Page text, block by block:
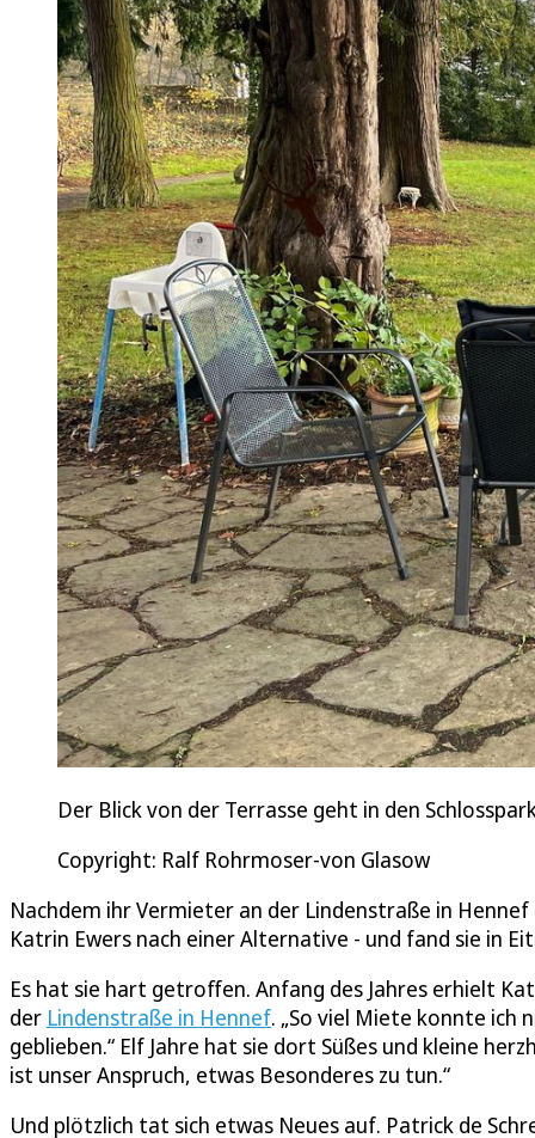
Der Blick von der Terrasse geht in den
Copyright: Ralf Rohrmoser-von Glasow
Nachdem ihr Vermieter an der Lindenstraße in
Katrin Ewers nach einer Alternative - und fand sie in
Es hat sie hart getroffen. Anfang des Jahres erhielt
der Lindenstraße in Hennef. „So viel Miete konnte ich
geblieben.“ Elf Jahre hat sie dort Süßes und kleine
ist unser Anspruch, etwas Besonderes zu tun.“
Und plötzlich tat sich etwas Neues auf. Patrick de